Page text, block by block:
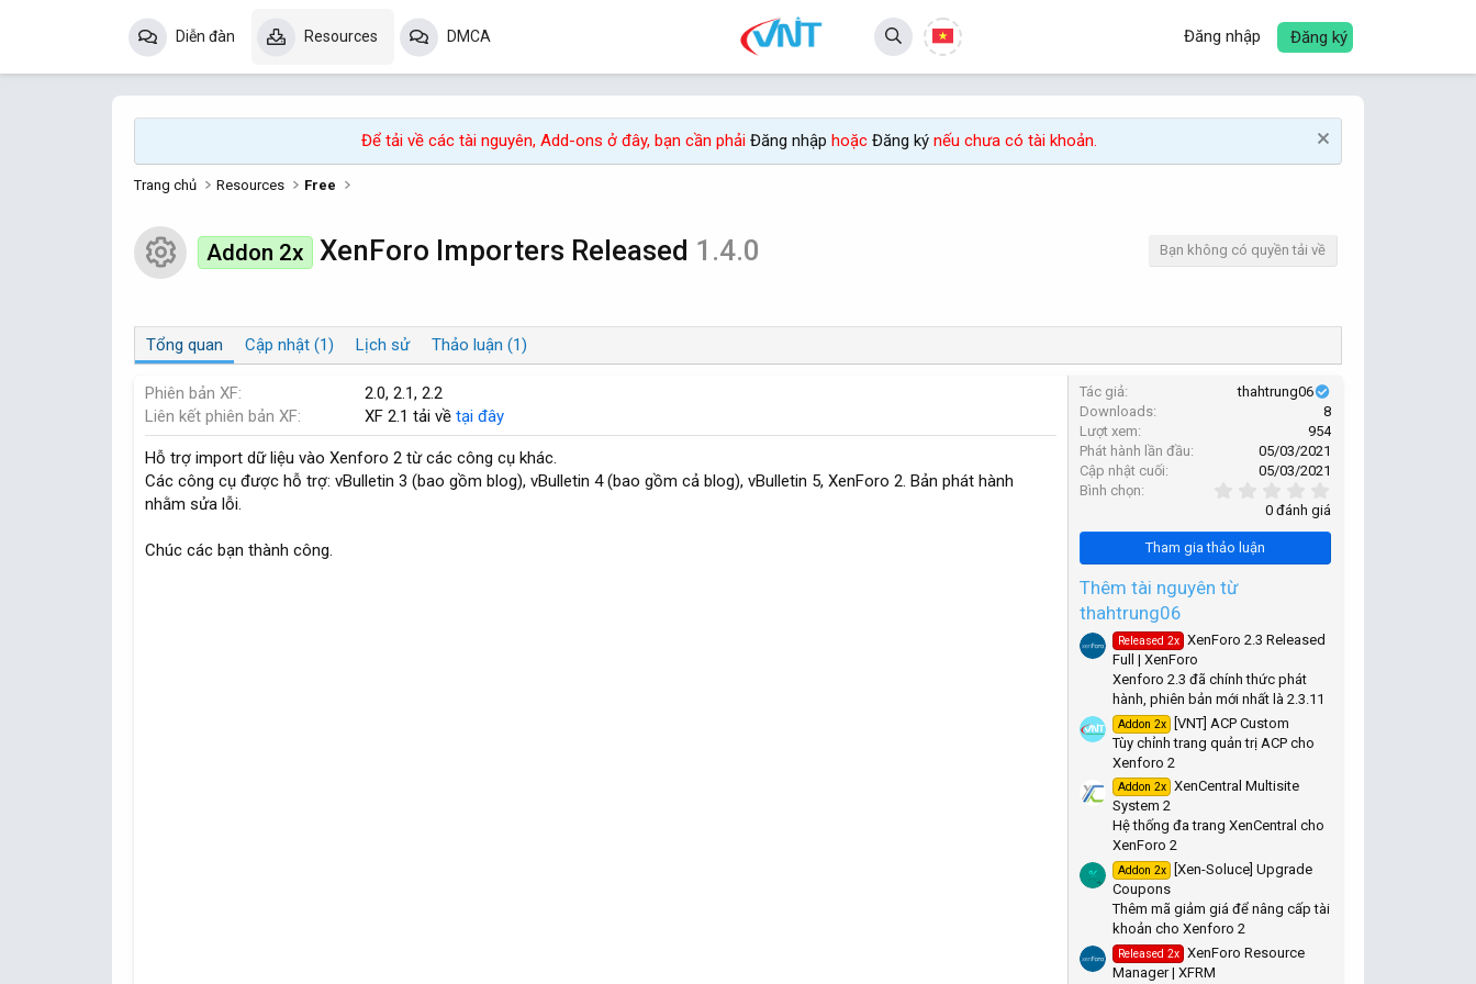
Diễn đàn Resources DMCA Đăng nhập Đăng ký
Để tải về các tài nguyên, Add-ons ở đây, bạn cần phải Đăng nhập hoặc Đăng kýnếu chưa có tài khoản.
Trang chủ Resources Free
Resource icon
Addon 2x XenForo Importers Released 1.4.0 Bạn không có quyền tải về
Tổng quan Cập nhật (1) Lịch sử Thảo luận (1)
Phiên bản XF 2.0 2.1 2.2
Liên kết phiên bản XF
XF 2.1 tải về tại đây
Hỗ trợ import dữ liệu vào Xenforo 2 từ các công cụ khác.
Các công cụ được hỗ trợ: vBulletin 3 (bao gồm blog), vBulletin 4 (bao gồm cả blog), vBulletin 5, XenForo 2. Bản phát hành
nhằm sửa lỗi.
Chúc các bạn thành công.
Tác giả
thahtrung06
Downloads
8
Lượt xem
954
Phát hành lần đầu
05/03/2021
Cập nhật cuối
05/03/2021
Bình chọn
0
0 đánh giá
Tham gia thảo luận
Thêm tài nguyên từ
thahtrung06
Released 2x XenForo 2.3 Released
Full | XenForo
Xenforo 2.3 đã chính thức phát
hành, phiên bản mới nhất là 2.3.11
Addon 2x
[VNT] ACP Custom
Tùy chỉnh trang quản trị ACP cho
Xenforo 2
Addon 2x XenCentral Multisite
System 2
Hệ thống đa trang XenCentral cho
XenForo 2
Addon 2x
[Xen-Soluce] Upgrade
Coupons
Thêm mã giảm giá để nâng cấp tài
khoản cho Xenforo 2
Released 2x XenForo Resource
Manager | XFRM